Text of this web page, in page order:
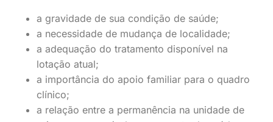
a gravidade de sua condição de saúde;
a necessidade de mudança de localidade;
a adequação do tratamento disponível na
lotação atual;
a importância do apoio familiar para o quadro
clínico;
a relação entre a permanência na unidade de